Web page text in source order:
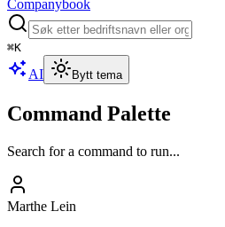
Companybook
⌘K
AI Bytt tema
Command Palette
Search for a command to run...
Marthe Lein